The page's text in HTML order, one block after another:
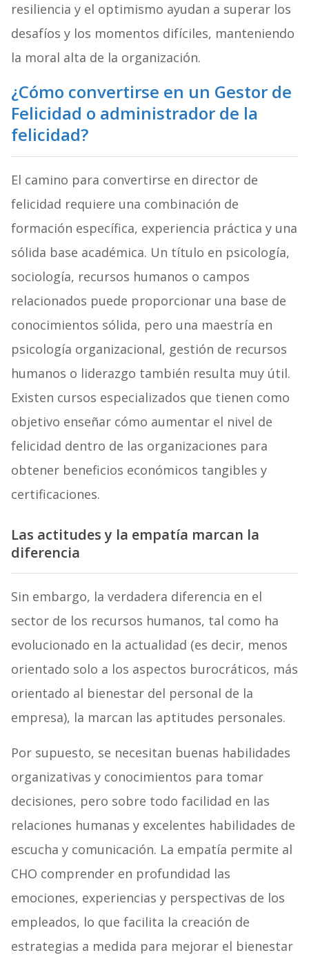
resiliencia y el optimismo ayudan a superar los
desafíos y los momentos difíciles, manteniendo
la moral alta de la organización.
¿Cómo convertirse en un Gestor de
Felicidad o administrador de la
felicidad?
El camino para convertirse en director de
felicidad requiere una combinación de
formación específica, experiencia práctica y una
sólida base académica. Un título en psicología,
sociología, recursos humanos o campos
relacionados puede proporcionar una base de
conocimientos sólida, pero una maestría en
psicología organizacional, gestión de recursos
humanos o liderazgo también resulta muy útil.
Existen cursos especializados que tienen como
objetivo enseñar cómo aumentar el nivel de
felicidad dentro de las organizaciones para
obtener beneficios económicos tangibles y
certificaciones.
Las actitudes y la empatía marcan la
diferencia
Sin embargo, la verdadera diferencia en el
sector de los recursos humanos, tal como ha
evolucionado en la actualidad (es decir, menos
orientado solo a los aspectos burocráticos, más
orientado al bienestar del personal de la
empresa), la marcan las aptitudes personales.
Por supuesto, se necesitan buenas habilidades
organizativas y conocimientos para tomar
decisiones, pero sobre todo facilidad en las
relaciones humanas y excelentes habilidades de
escucha y comunicación. La empatía permite al
CHO comprender en profundidad las
emociones, experiencias y perspectivas de los
empleados, lo que facilita la creación de
estrategias a medida para mejorar el bienestar